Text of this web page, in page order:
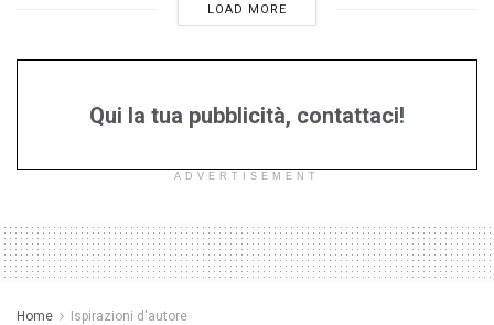
LOAD MORE
Qui la tua pubblicità, contattaci!
ADVERTISEMENT
Home Ispirazioni d'autore